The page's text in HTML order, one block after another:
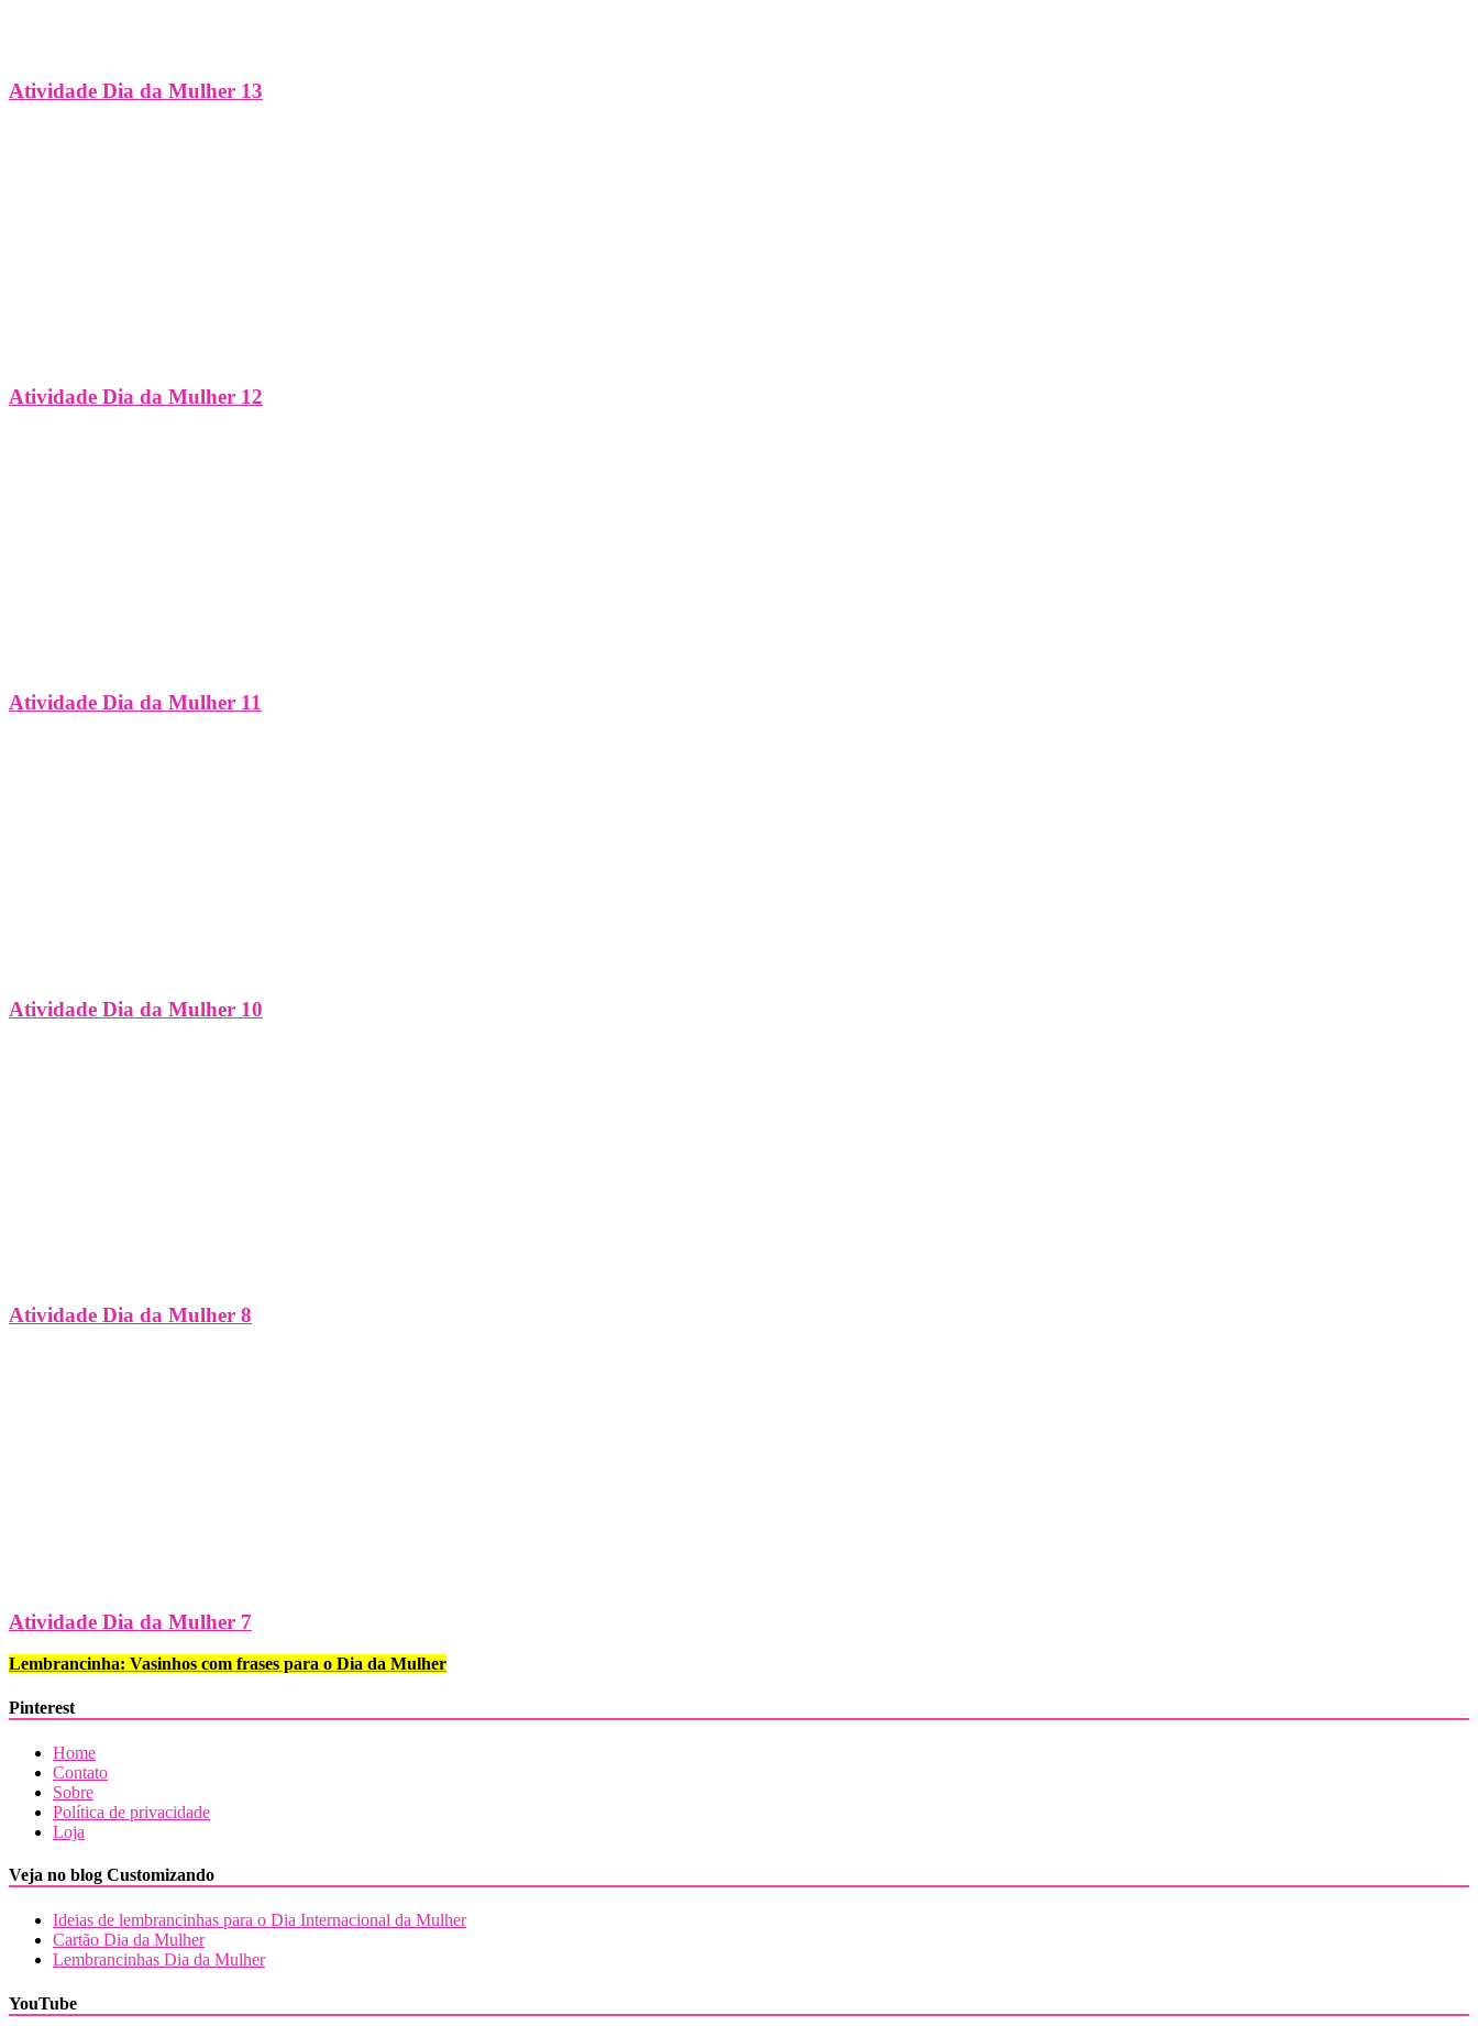
Atividade Dia da Mulher 13
Atividade Dia da Mulher 12
Atividade Dia da Mulher 11
Atividade Dia da Mulher 10
Atividade Dia da Mulher 8
Atividade Dia da Mulher 7
Lembrancinha: Vasinhos com frases para o Dia da Mulher
Pinterest
Home
Contato
Sobre
Política de privacidade
Loja
Veja no blog Customizando
Ideias de lembrancinhas para o Dia Internacional da Mulher
Cartão Dia da Mulher
Lembrancinhas Dia da Mulher
YouTube